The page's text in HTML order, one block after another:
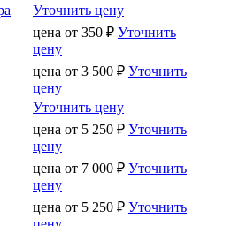
Уточнить цену
цена от 350 ₽ Уточнить
цену
цена от 3 500 ₽ Уточнить
цену
Уточнить цену
цена от 5 250 ₽ Уточнить
цену
цена от 7 000 ₽ Уточнить
цену
цена от 5 250 ₽ Уточнить